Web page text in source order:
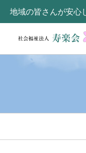
地域の皆さんが安心